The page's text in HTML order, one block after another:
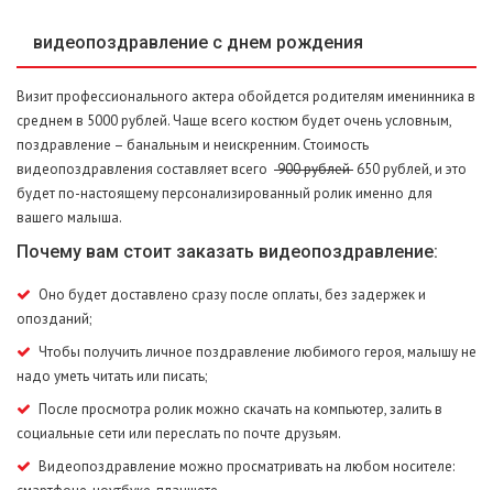
видеопоздравление с днем рождения
Визит профессионального актера обойдется родителям именинника в
среднем в 5000 рублей. Чаще всего костюм будет очень условным,
поздравление – банальным и неискренним. Стоимость
видеопоздравления составляет всего 900 рублей 650 рублей, и это
будет по-настоящему персонализированный ролик именно для
вашего малыша.
Почему вам стоит заказать видеопоздравление:
Оно будет доставлено сразу после оплаты, без задержек и
опозданий;
Чтобы получить личное поздравление любимого героя, малышу не
надо уметь читать или писать;
После просмотра ролик можно скачать на компьютер, залить в
социальные сети или переслать по почте друзьям.
Видеопоздравление можно просматривать на любом носителе: